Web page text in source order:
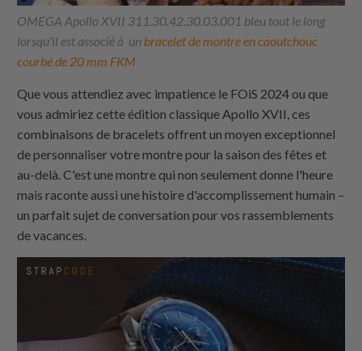
OMEGA Apollo XVII 311.30.42.30.03.001 bleu tout le long
lorsqu'il est associé à un bracelet de montre en caoutchouc
courbé de 20 mm FKM
Que vous attendiez avec impatience le FOiS 2024 ou que
vous admiriez cette édition classique Apollo XVII, ces
combinaisons de bracelets offrent un moyen exceptionnel
de personnaliser votre montre pour la saison des fêtes et
au-delà. C'est une montre qui non seulement donne l'heure
mais raconte aussi une histoire d'accomplissement humain –
un parfait sujet de conversation pour vos rassemblements
de vacances.